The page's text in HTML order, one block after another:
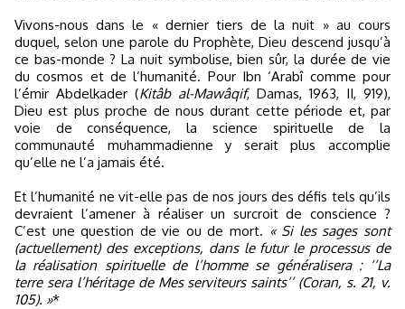
Vivons-nous dans le « dernier tiers de la nuit » au cours
duquel, selon une parole du Prophète, Dieu descend jusqu’à
ce bas-monde ? La nuit symbolise, bien sûr, la durée de vie
du cosmos et de l’humanité. Pour Ibn ‘Arabî comme pour
l’émir Abdelkader (Kitâb al-Mawâqif, Damas, 1963, II, 919),
Dieu est plus proche de nous durant cette période et, par
voie de conséquence, la science spirituelle de la
communauté muhammadienne y serait plus accomplie
qu’elle ne l’a jamais été.
Et l’humanité ne vit-elle pas de nos jours des défis tels qu’ils
devraient l’amener à réaliser un surcroit de conscience ?
C’est une question de vie ou de mort. « Si les sages sont
(actuellement) des exceptions, dans le futur le processus de
la réalisation spirituelle de l’homme se généralisera : ‘‘La
terre sera l’héritage de Mes serviteurs saints’’ (Coran, s. 21, v.
105). »*